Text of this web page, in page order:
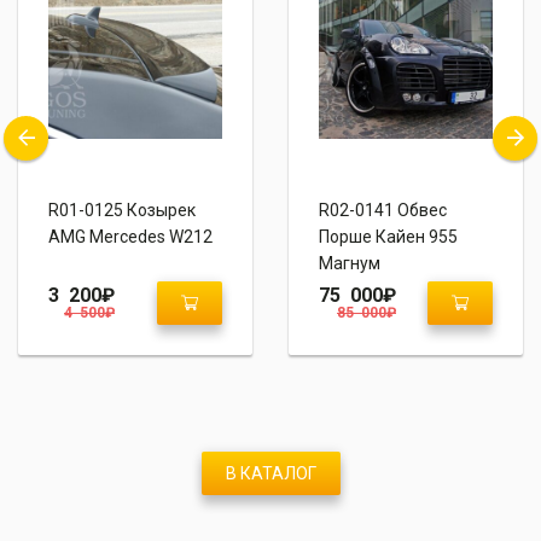
R01-0125 Козырек
AMG Mercedes W212
4 500₽
3 200₽
R02-0141 Обвес
Порше Кайен 955
Магнум
85 000₽
75 000₽
В КАТАЛОГ